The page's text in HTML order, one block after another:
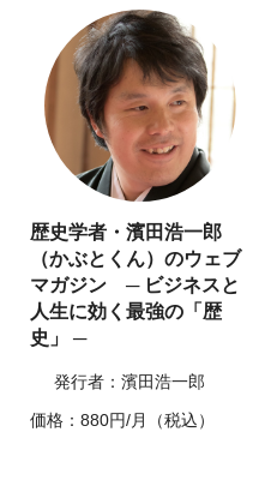
歴史学者・濱田浩一郎
（かぶとくん）のウェブ
マガジン ─ ビジネスと
人生に効く最強の「歴
史」 ─
発行者：濱田浩一郎
価格：880円/月（税込）